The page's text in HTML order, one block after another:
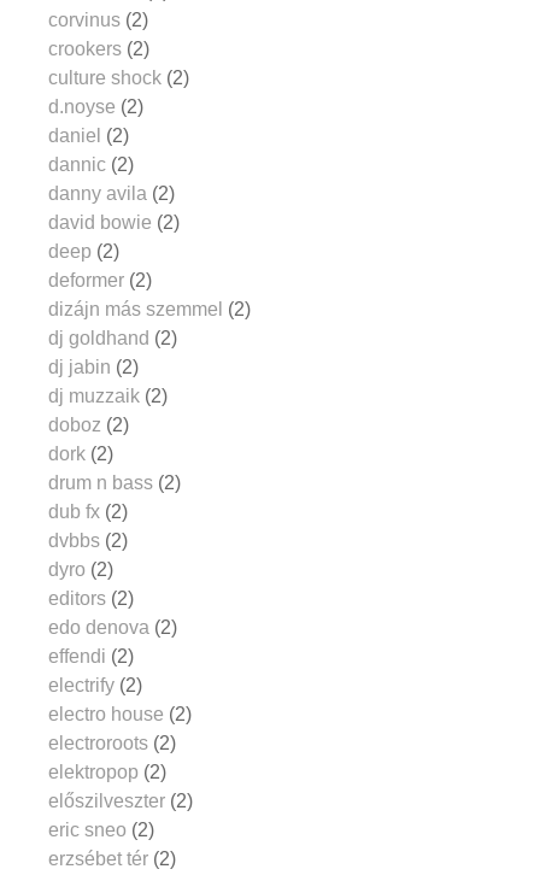
corvinus (2)
crookers (2)
culture shock (2)
d.noyse (2)
daniel (2)
dannic (2)
danny avila (2)
david bowie (2)
deep (2)
deformer (2)
dizájn más szemmel (2)
dj goldhand (2)
dj jabin (2)
dj muzzaik (2)
doboz (2)
dork (2)
drum n bass (2)
dub fx (2)
dvbbs (2)
dyro (2)
editors (2)
edo denova (2)
effendi (2)
electrify (2)
electro house (2)
electroroots (2)
elektropop (2)
előszilveszter (2)
eric sneo (2)
erzsébet tér (2)